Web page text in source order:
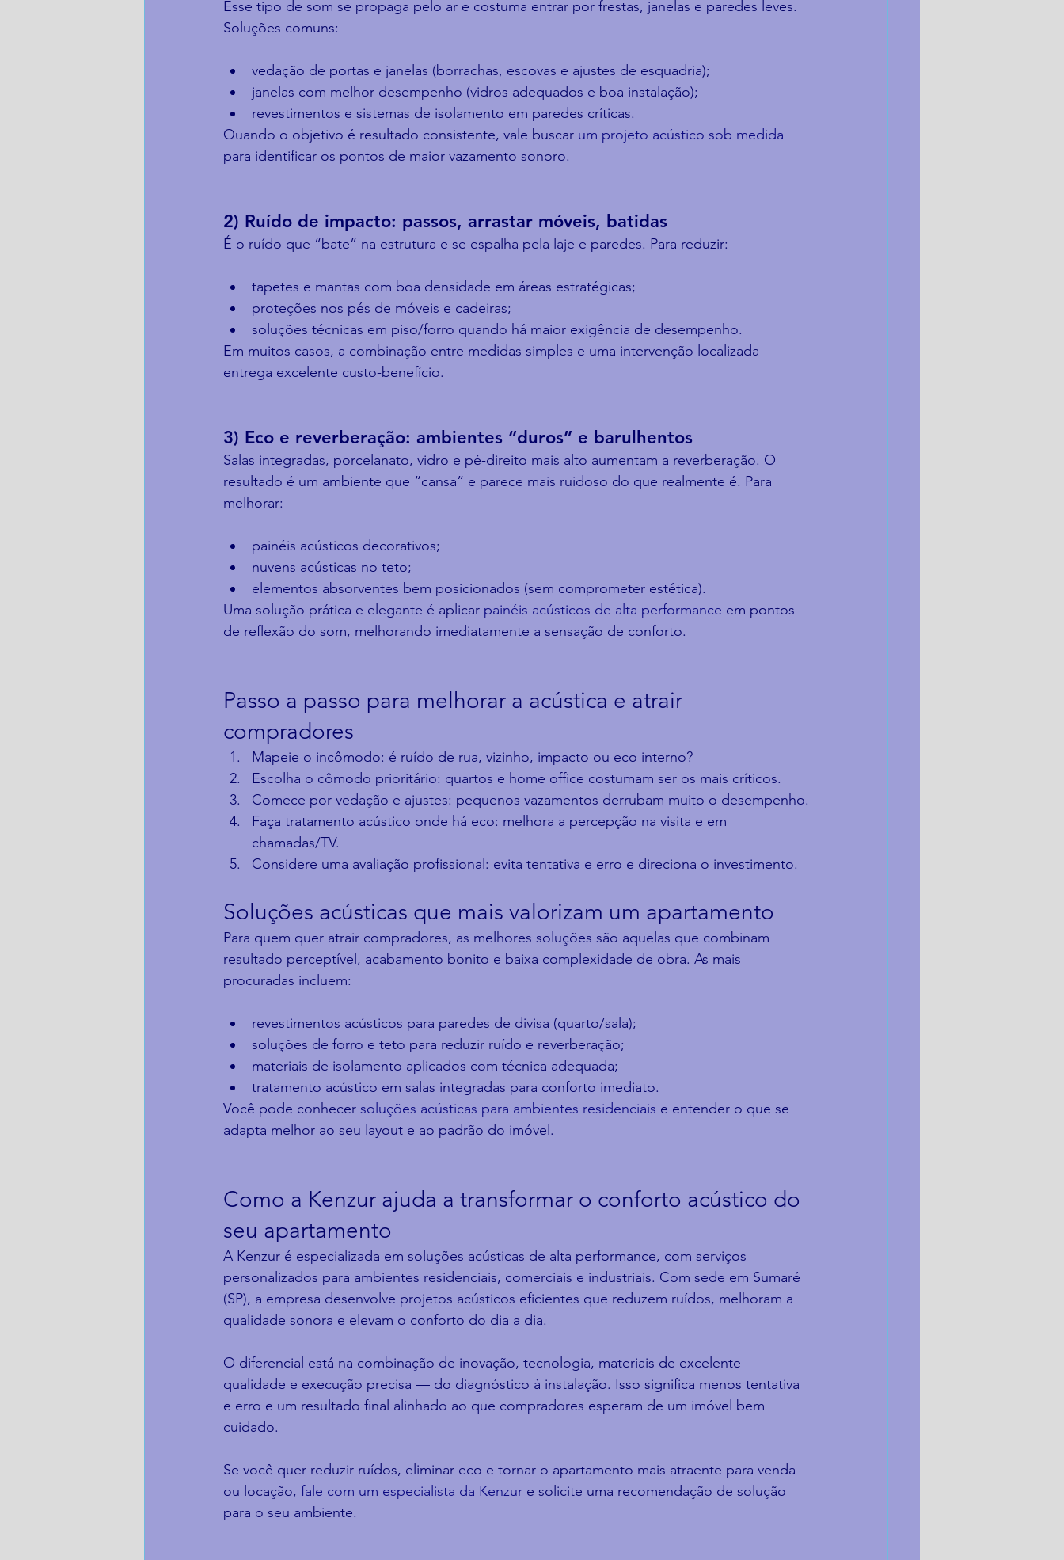
Esse tipo de som se propaga pelo ar e costuma entrar por frestas, janelas e paredes leves.
Soluções comuns:
vedação de portas e janelas (borrachas, escovas e ajustes de esquadria);
janelas com melhor desempenho (vidros adequados e boa instalação);
revestimentos e sistemas de isolamento em paredes críticas.
Quando o objetivo é resultado consistente, vale buscar um projeto acústico sob medida
para identificar os pontos de maior vazamento sonoro.
2) Ruído de impacto: passos, arrastar móveis, batidas
É o ruído que “bate” na estrutura e se espalha pela laje e paredes. Para reduzir:
tapetes e mantas com boa densidade em áreas estratégicas;
proteções nos pés de móveis e cadeiras;
soluções técnicas em piso/forro quando há maior exigência de desempenho.
Em muitos casos, a combinação entre medidas simples e uma intervenção localizada
entrega excelente custo-benefício.
3) Eco e reverberação: ambientes “duros” e barulhentos
Salas integradas, porcelanato, vidro e pé-direito mais alto aumentam a reverberação. O
resultado é um ambiente que “cansa” e parece mais ruidoso do que realmente é. Para
melhorar:
painéis acústicos decorativos;
nuvens acústicas no teto;
elementos absorventes bem posicionados (sem comprometer estética).
Uma solução prática e elegante é aplicar painéis acústicos de alta performance em pontos
de reflexão do som, melhorando imediatamente a sensação de conforto.
Passo a passo para melhorar a acústica e atrair
compradores
Mapeie o incômodo: é ruído de rua, vizinho, impacto ou eco interno?
Escolha o cômodo prioritário: quartos e home office costumam ser os mais críticos.
Comece por vedação e ajustes: pequenos vazamentos derrubam muito o desempenho.
Faça tratamento acústico onde há eco: melhora a percepção na visita e em
chamadas/TV.
Considere uma avaliação profissional: evita tentativa e erro e direciona o investimento.
Soluções acústicas que mais valorizam um apartamento
Para quem quer atrair compradores, as melhores soluções são aquelas que combinam
resultado perceptível, acabamento bonito e baixa complexidade de obra. As mais
procuradas incluem:
revestimentos acústicos para paredes de divisa (quarto/sala);
soluções de forro e teto para reduzir ruído e reverberação;
materiais de isolamento aplicados com técnica adequada;
tratamento acústico em salas integradas para conforto imediato.
Você pode conhecer soluções acústicas para ambientes residenciais e entender o que se
adapta melhor ao seu layout e ao padrão do imóvel.
Como a Kenzur ajuda a transformar o conforto acústico do
seu apartamento
A Kenzur é especializada em soluções acústicas de alta performance, com serviços
personalizados para ambientes residenciais, comerciais e industriais. Com sede em Sumaré
(SP), a empresa desenvolve projetos acústicos eficientes que reduzem ruídos, melhoram a
qualidade sonora e elevam o conforto do dia a dia.
O diferencial está na combinação de inovação, tecnologia, materiais de excelente
qualidade e execução precisa — do diagnóstico à instalação. Isso significa menos tentativa
e erro e um resultado final alinhado ao que compradores esperam de um imóvel bem
cuidado.
Se você quer reduzir ruídos, eliminar eco e tornar o apartamento mais atraente para venda
ou locação, fale com um especialista da Kenzur e solicite uma recomendação de solução
para o seu ambiente.